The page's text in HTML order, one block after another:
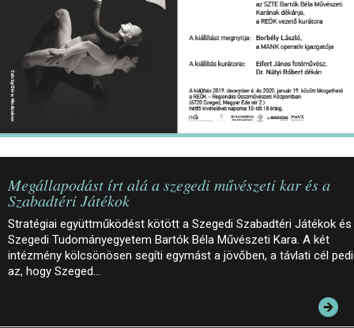
Megállapodást írt alá a szegedi művészeti kar és a
Szabadtéri Játékok
Stratégiai együttműködést kötött a Szegedi Szabadtéri Játékok és
Szegedi Tudományegyetem Bartók Béla Művészeti Kara. A két
intézmény kölcsönösen segíti egymást a jövőben, a távlati cél
az, hogy Szeged…